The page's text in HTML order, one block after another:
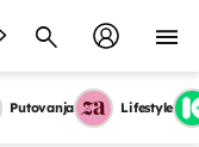
Putovanja Lifestyle